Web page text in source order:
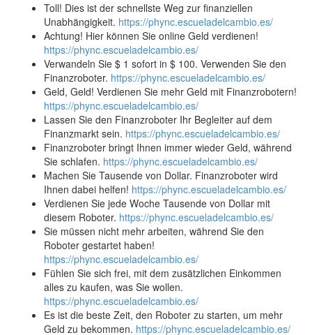
Toll! Dies ist der schnellste Weg zur finanziellen
Unabhängigkeit. https://phync.escueladelcambio.es/
Achtung! Hier können Sie online Geld verdienen!
https://phync.escueladelcambio.es/
Verwandeln Sie $ 1 sofort in $ 100. Verwenden Sie den
Finanzroboter. https://phync.escueladelcambio.es/
Geld, Geld! Verdienen Sie mehr Geld mit Finanzrobotern!
https://phync.escueladelcambio.es/
Lassen Sie den Finanzroboter Ihr Begleiter auf dem
Finanzmarkt sein. https://phync.escueladelcambio.es/
Finanzroboter bringt Ihnen immer wieder Geld, während
Sie schlafen. https://phync.escueladelcambio.es/
Machen Sie Tausende von Dollar. Finanzroboter wird
Ihnen dabei helfen! https://phync.escueladelcambio.es/
Verdienen Sie jede Woche Tausende von Dollar mit
diesem Roboter. https://phync.escueladelcambio.es/
Sie müssen nicht mehr arbeiten, während Sie den
Roboter gestartet haben!
https://phync.escueladelcambio.es/
Fühlen Sie sich frei, mit dem zusätzlichen Einkommen
alles zu kaufen, was Sie wollen.
https://phync.escueladelcambio.es/
Es ist die beste Zeit, den Roboter zu starten, um mehr
Geld zu bekommen. https://phync.escueladelcambio.es/